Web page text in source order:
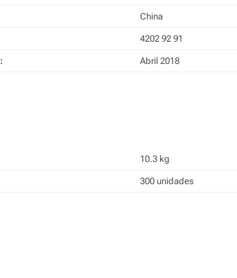
China
4202 92 91
Abril 2018
10.3 kg
300 unidades